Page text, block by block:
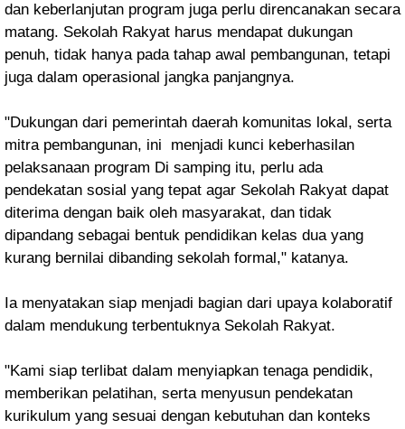
dan keberlanjutan program juga perlu direncanakan secara
matang. Sekolah Rakyat harus mendapat dukungan
penuh, tidak hanya pada tahap awal pembangunan, tetapi
juga dalam operasional jangka panjangnya.
"Dukungan dari pemerintah daerah komunitas lokal, serta
mitra pembangunan, ini menjadi kunci keberhasilan
pelaksanaan program Di samping itu, perlu ada
pendekatan sosial yang tepat agar Sekolah Rakyat dapat
diterima dengan baik oleh masyarakat, dan tidak
dipandang sebagai bentuk pendidikan kelas dua yang
kurang bernilai dibanding sekolah formal," katanya.
Ia menyatakan siap menjadi bagian dari upaya kolaboratif
dalam mendukung terbentuknya Sekolah Rakyat.
"Kami siap terlibat dalam menyiapkan tenaga pendidik,
memberikan pelatihan, serta menyusun pendekatan
kurikulum yang sesuai dengan kebutuhan dan konteks